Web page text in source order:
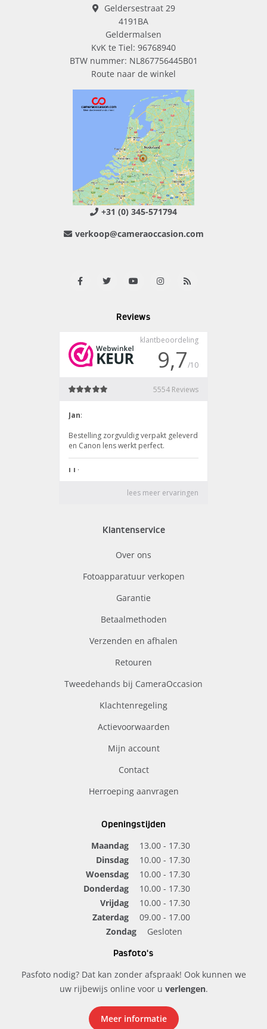
Geldersestraat 29
4191BA
Geldermalsen
KvK te Tiel: 96768940
BTW nummer: NL867756445B01
Route naar de winkel
+31 (0) 345-571794
verkoop@cameraoccasion.com
Reviews
Klantenservice
Over ons
Fotoapparatuur verkopen
Garantie
Betaalmethoden
Verzenden en afhalen
Retouren
Tweedehands bij CameraOccasion
Klachtenregeling
Actievoorwaarden
Mijn account
Contact
Herroeping aanvragen
Openingstijden
Maandag
13.00 - 17.30
Dinsdag
10.00 - 17.30
Woensdag
10.00 - 17.30
Donderdag
10.00 - 17.30
Vrijdag
10.00 - 17.30
Zaterdag
09.00 - 17.00
Zondag
Gesloten
Pasfoto's
Pasfoto nodig? Dat kan zonder afspraak! Ook kunnen we
uw rijbewijs online voor u verlengen.
Meer informatie